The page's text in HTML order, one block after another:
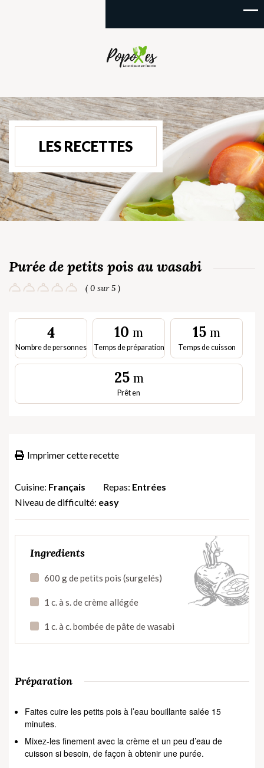
LES RECETTES
Purée de petits pois au wasabi
( 0 sur 5 )
4
Nombre de personnes
10m
Temps de préparation
15m
Temps de cuisson
25 m
Prêt en
Imprimer cette recette
Cuisine: Français Repas: Entrées
Niveau de difficulté: easy
Ingredients
600 g de petits pois (surgelés)
1 c. à s. de crème allégée
1 c. à c. bombée de pâte de wasabi
Préparation
Faites cuire les petits pois à l’eau bouillante salée 15
minutes.
Mixez-les finement avec la crème et un peu d’eau de
cuisson si besoin, de façon à obtenir une purée.